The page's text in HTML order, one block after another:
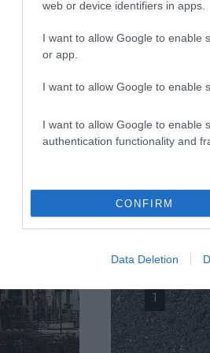
web or device identifiers in apps.
I want to allow Google to enable
or app.
I want to allow Google to enable
I want to allow Google to enable
authentication functionality and
CONFIRM
Data Deletion
1 2 3